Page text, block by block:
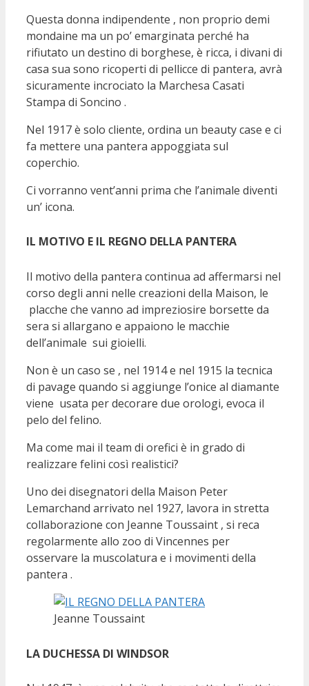
Questa donna indipendente , non proprio demi
mondaine ma un po’ emarginata perché ha
rifiutato un destino di borghese, è ricca, i divani di
casa sua sono ricoperti di pellicce di pantera, avrà
sicuramente incrociato la Marchesa Casati
Stampa di Soncino .
Nel 1917 è solo cliente, ordina un beauty case e ci
fa mettere una pantera appoggiata sul
coperchio.
Ci vorranno vent’anni prima che l’animale diventi
un’ icona.
IL MOTIVO E IL REGNO DELLA PANTERA
Il motivo della pantera continua ad affermarsi nel
corso degli anni nelle creazioni della Maison, le
placche che vanno ad impreziosire borsette da
sera si allargano e appaiono le macchie
dell’animale sui gioielli.
Non è un caso se , nel 1914 e nel 1915 la tecnica
di pavage quando si aggiunge l’onice al diamante
viene usata per decorare due orologi, evoca il
pelo del felino.
Ma come mai il team di orefici è in grado di
realizzare felini così realistici?
Uno dei disegnatori della Maison Peter
Lemarchand arrivato nel 1927, lavora in stretta
collaborazione con Jeanne Toussaint , si reca
regolarmente allo zoo di Vincennes per
osservare la muscolatura e i movimenti della
pantera .
Jeanne Toussaint
LA DUCHESSA DI WINDSOR